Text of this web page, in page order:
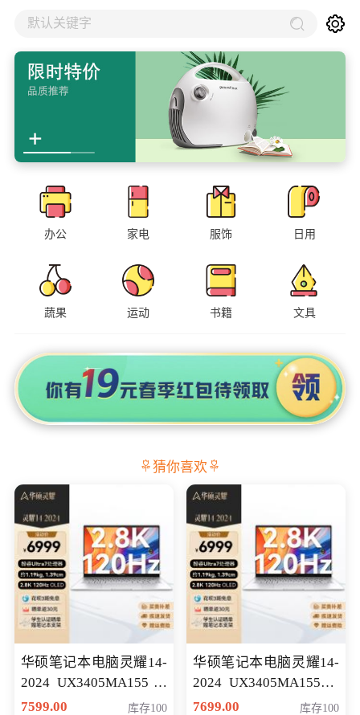
默认关键字
办公 家电 服饰 日用
蔬果 运动 书籍 文具
猜你喜欢
华硕笔记本电脑灵耀14-
2024 UX3405MA155冰
川银 oled 智慧轻薄本 会
7599.00 库存100
华硕笔记本电脑灵耀14-
2024 UX3405MA155夜
空蓝 oled 智慧轻薄本 会
7699.00 库存100